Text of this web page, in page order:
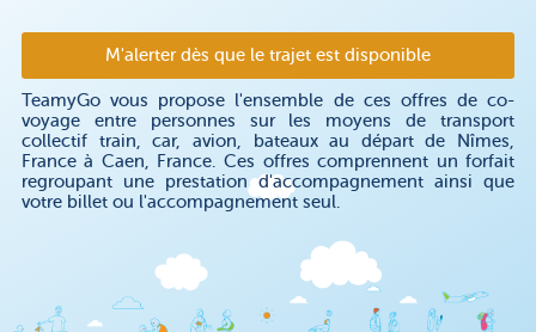
M'alerter dès que le trajet est disponible
TeamyGo vous propose l'ensemble de ces offres de co-
voyage entre personnes sur les moyens de transport
collectif train, car, avion, bateaux au départ de Nîmes,
France à Caen, France. Ces offres comprennent un forfait
regroupant une prestation d'accompagnement ainsi que
votre billet ou l'accompagnement seul.